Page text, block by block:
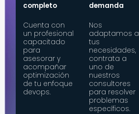
completo
Cuenta con
un profesional
capacitado
para
asesorar y
acompañar
optimización
de tu enfoque
devops.
demanda
Nos
adaptamos a
tus
necesidades,
contrata a
uno de
nuestros
consultores
para resolver
problemas
específicos.